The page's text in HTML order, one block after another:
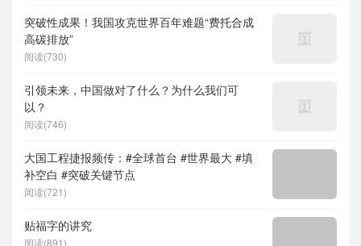
突破性成果！我国攻克世界百年难题“费托合成
高碳排放”
阅读(730)
引领未来，中国做对了什么？为什么我们可
以？
阅读(746)
大国工程捷报频传：#全球首台 #世界最大 #填
补空白 #突破关键节点
阅读(721)
贴福字的讲究
阅读(891)